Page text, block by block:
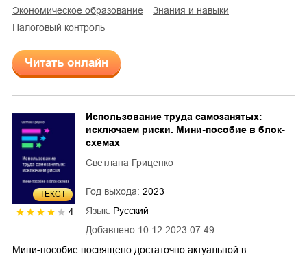
экономическое образование
знания и навыки
налоговый контроль
Читать онлайн
ТЕКСТ
4
Добавлено 10.12.2023 07:49
Использование труда самозанятых:
исключаем риски. Мини-пособие в блок-
схемах
Светлана Гриценко
Год выхода: 2023
Язык: Русский
Мини-пособие посвящено достаточно актуальной в